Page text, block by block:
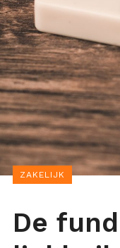
ZAKELIJK
De